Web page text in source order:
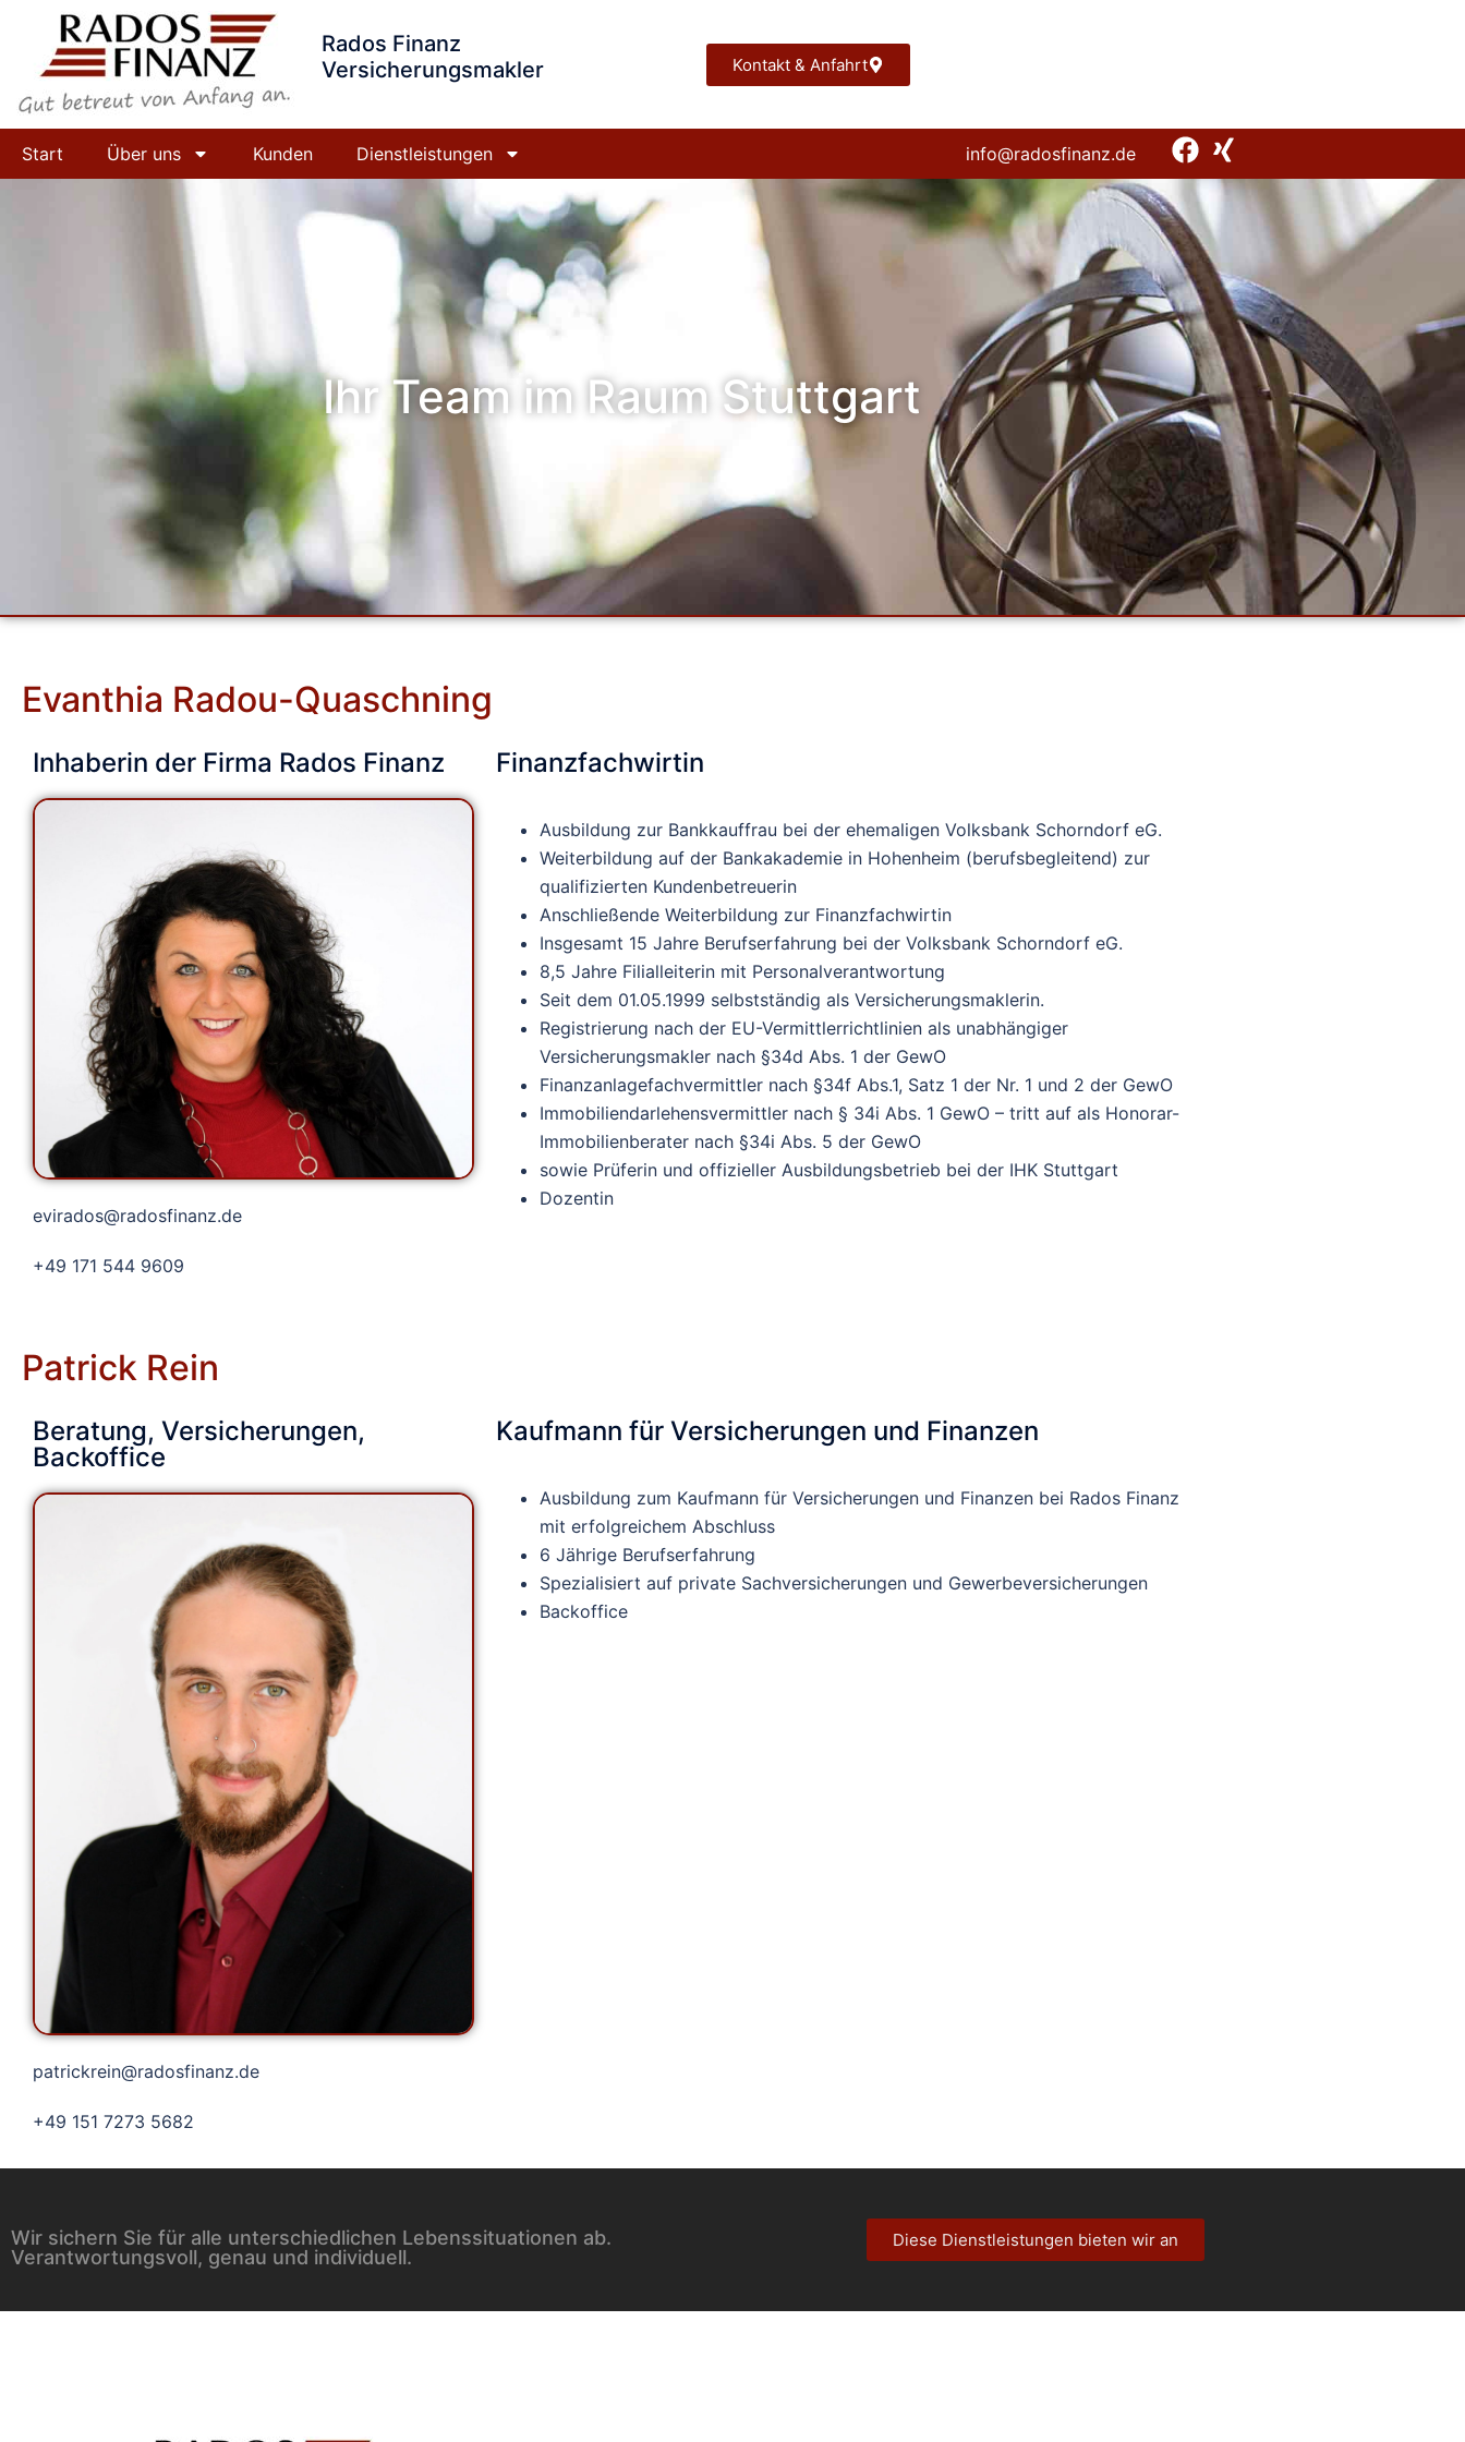
Rados Finanz
Versicherungsmakler
Kontakt & Anfahrt
Start Über uns Kunden Dienstleistungen info@radosfinanz.de
Ihr Team im Raum Stuttgart
Evanthia Radou-Quaschning
​Inhaberin der Firma Rados Finanz
evirados@radosfinanz.de
+49 171 544 9609
Finanzfachwirtin
Ausbildung zur Bankkauffrau bei der ehemaligen Volksbank Schorndorf eG.
Weiterbildung auf der Bankakademie in Hohenheim (berufsbegleitend) zur
qualifizierten Kundenbetreuerin
Anschließende Weiterbildung zur Finanzfachwirtin
Insgesamt 15 Jahre Berufserfahrung bei der Volksbank Schorndorf eG.
8,5 Jahre Filialleiterin mit Personalverantwortung
Seit dem 01.05.1999 selbstständig als Versicherungsmaklerin.
Registrierung nach der EU-Vermittlerrichtlinien als unabhängiger
Versicherungsmakler nach §34d Abs. 1 der GewO
Finanzanlagefachvermittler nach §34f Abs.1, Satz 1 der Nr. 1 und 2 der GewO
Immobiliendarlehensvermittler nach § 34i Abs. 1 GewO – tritt auf als Honorar-
Immobilienberater nach §34i Abs. 5 der GewO
sowie Prüferin und offizieller Ausbildungsbetrieb bei der IHK Stuttgart
Dozentin
Patrick Rein
Beratung, Versicherungen,
Backoffice
patrickrein@radosfinanz.de
+49 151 7273 5682
Kaufmann für Versicherungen und Finanzen
Ausbildung zum Kaufmann für Versicherungen und Finanzen bei Rados Finanz
mit erfolgreichem Abschluss
6 Jährige Berufserfahrung
Spezialisiert auf private Sachversicherungen und Gewerbeversicherungen
Backoffice
Wir sichern Sie für alle unterschiedlichen Lebenssituationen ab.
Verantwortungsvoll, genau und individuell.
Diese Dienstleistungen bieten wir an